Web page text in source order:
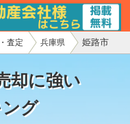
査定 兵庫県 姫路市
却に強い
グ